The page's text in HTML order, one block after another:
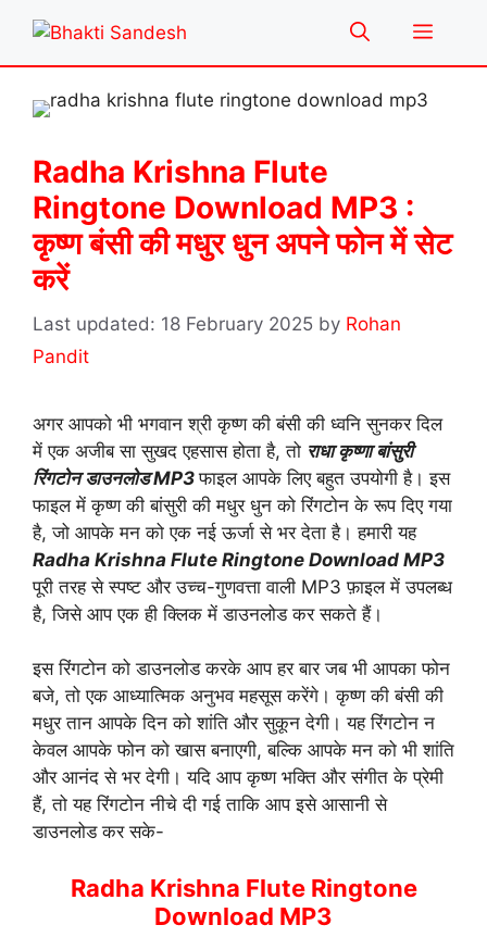
content
Menu
Radha Krishna Flute
Ringtone Download MP3 :
कृष्ण बंसी की मधुर धुन अपने फोन में सेट
करें
18 February 2025 by Rohan
Pandit
अगर आपको भी भगवान श्री कृष्ण की बंसी की ध्वनि सुनकर दिल
में एक अजीब सा सुखद एहसास होता है, तो राधा कृष्णा बांसुरी
रिंगटोन डाउनलोड MP3फाइल आपके लिए बहुत उपयोगी है। इस
फाइल में कृष्ण की बांसुरी की मधुर धुन को रिंगटोन के रूप दिए गया
है, जो आपके मन को एक नई ऊर्जा से भर देता है। हमारी यह
Radha Krishna Flute Ringtone Download MP3
पूरी तरह से स्पष्ट और उच्च-गुणवत्ता वाली MP3 फ़ाइल में उपलब्ध
है, जिसे आप एक ही क्लिक में डाउनलोड कर सकते हैं।
इस रिंगटोन को डाउनलोड करके आप हर बार जब भी आपका फोन
बजे, तो एक आध्यात्मिक अनुभव महसूस करेंगे। कृष्ण की बंसी की
मधुर तान आपके दिन को शांति और सुकून देगी। यह रिंगटोन न
केवल आपके फोन को खास बनाएगी, बल्कि आपके मन को भी शांति
और आनंद से भर देगी। यदि आप कृष्ण भक्ति और संगीत के प्रेमी
हैं, तो यह रिंगटोन नीचे दी गई ताकि आप इसे आसानी से
डाउनलोड कर सके-
Radha Krishna Flute Ringtone
Download MP3